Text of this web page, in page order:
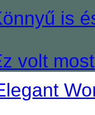
is
volt